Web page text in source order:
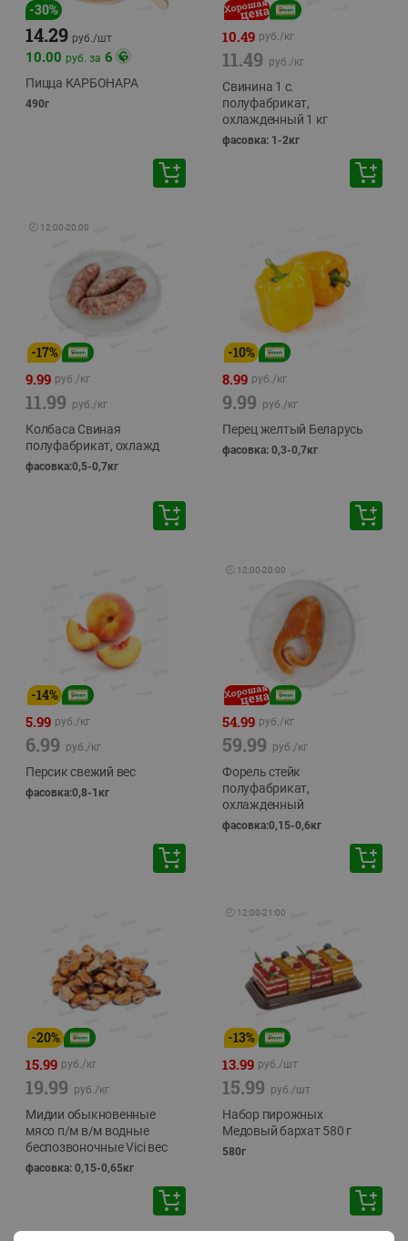
-30%
14.29 руб./шт
10.00 руб. за 6
Пицца КАРБОНАРА
490г
10.49 руб./кг
11.49 руб./кг
Свинина 1 с.
полуфабрикат,
охлажденный 1 кг
фасовка: 1-2кг
🕘 12:00-20:00
-17%
9.99 руб./кг
11.99 руб./кг
Колбаса Свиная
полуфабрикат, охлажд
фасовка:0,5-0,7кг
-10%
8.99 руб./кг
9.99 руб./кг
Перец желтый Беларусь
фасовка: 0,3-0,7кг
-14%
5.99 руб./кг
6.99 руб./кг
Персик свежий вес
фасовка:0,8-1кг
🕘 12:00-20:00
54.99 руб./кг
59.99 руб./кг
Форель стейк
полуфабрикат,
охлажденный
фасовка:0,15-0,6кг
-20%
15.99 руб./кг
19.99 руб./кг
Мидии обыкновенные
мясо п/м в/м водные
беспозвоночные Vici вес
фасовка: 0,15-0,65кг
🕘 12:00-21:00
-13%
13.99 руб./шт
15.99 руб./шт
Набор пирожных
Медовый бархат 580 г
580г